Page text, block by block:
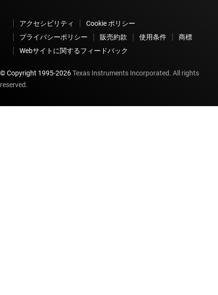
アクセシビリティ
Cookie ポリシー
プライバシーポリシー
販売約款 使用条件
商標
Webサイトに関するフィードバック
© Copyright 1995-2026Texas Instruments Incorporated. All rights
reserved.